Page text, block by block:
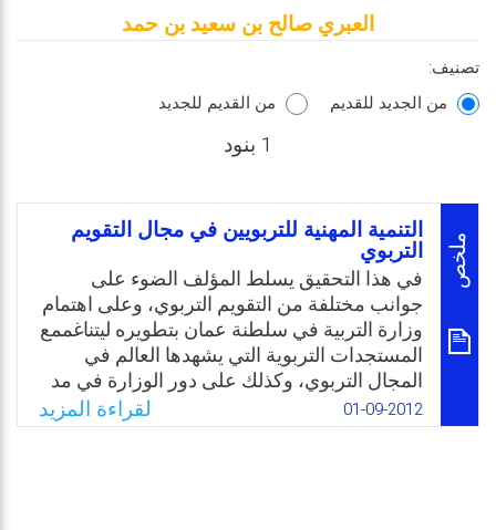
العبري صالح بن سعيد بن حمد
تصنيف:
من الجديد للقديم
من القديم للجديد
1 بنود
ملخص
التنمية المهنية للتربويين في مجال التقويم
التربوي
في هذا التحقيق يسلط المؤلف الضوء على
جوانب مختلفة من التقويم التربوي، وعلى اهتمام
وزارة التربية في سلطنة عمان بتطويره ليتناغممع
المستجدات التربوية التي يشهدها العالم في
المجال التربوي، وكذلك على دور الوزارة في مد
التربويين وإثرائهم ببرامج مهنية في مختلف
جوانب التقويم التربوي .
01-09-2012 لقراءة المزيد